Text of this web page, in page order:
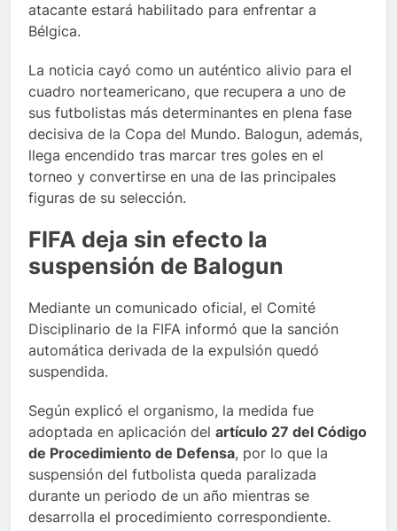
atacante estará habilitado para enfrentar a
Bélgica.
La noticia cayó como un auténtico alivio para el
cuadro norteamericano, que recupera a uno de
sus futbolistas más determinantes en plena fase
decisiva de la Copa del Mundo. Balogun, además,
llega encendido tras marcar tres goles en el
torneo y convertirse en una de las principales
figuras de su selección.
FIFA deja sin efecto la
suspensión de Balogun
Mediante un comunicado oficial, el Comité
Disciplinario de la FIFA informó que la sanción
automática derivada de la expulsión quedó
suspendida.
Según explicó el organismo, la medida fue
adoptada en aplicación del artículo 27 del Código
de Procedimiento de Defensa, por lo que la
suspensión del futbolista queda paralizada
durante un periodo de un año mientras se
desarrolla el procedimiento correspondiente.